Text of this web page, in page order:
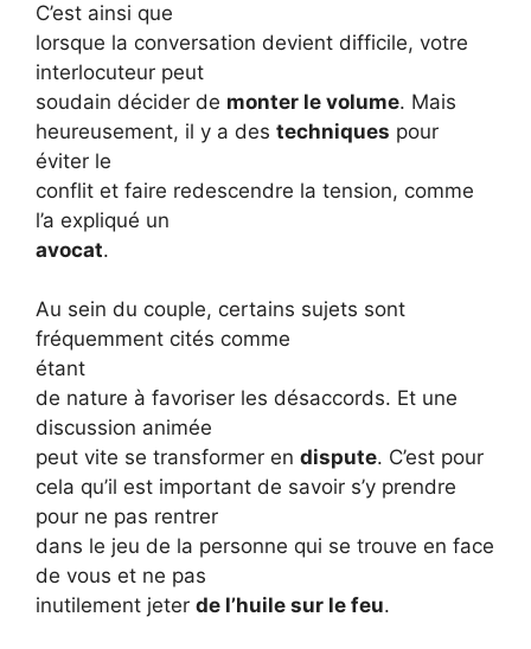
C’est ainsi que
lorsque la conversation devient difficile, votre
interlocuteur peut
soudain décider de monter le volume. Mais
heureusement, il y a des techniques pour
éviter le
conflit et faire redescendre la tension, comme
l’a expliqué un
avocat.
Au sein du couple, certains sujets sont
fréquemment cités comme
étant
de nature à favoriser les désaccords. Et une
discussion animée
peut vite se transformer en dispute. C’est pour
cela qu’il est important de savoir s’y prendre
pour ne pas rentrer
dans le jeu de la personne qui se trouve en face
de vous et ne pas
inutilement jeter de l’huile sur le feu.